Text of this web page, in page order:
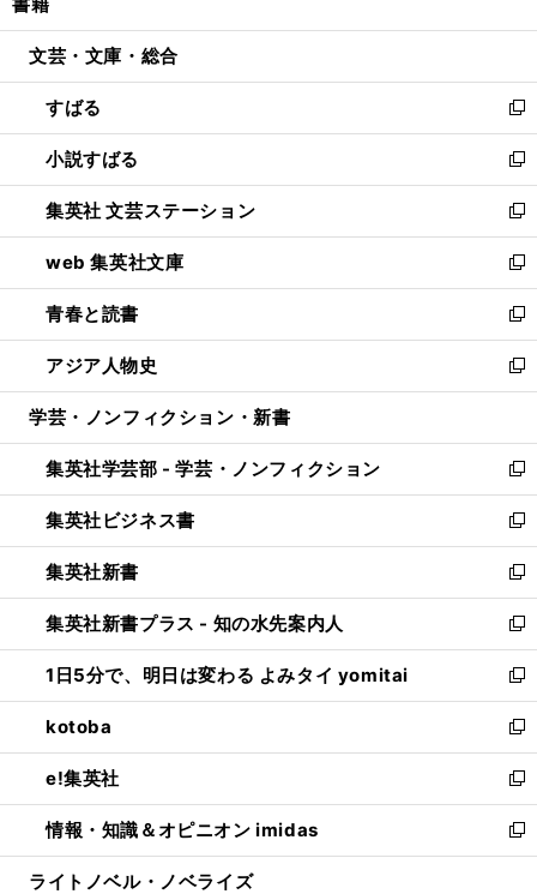
開
ウ
開
く
ン
ウ
で
開
く
ウ
ン
ド
ウ
で
開
く
文芸・文庫・総合
すばる
新
し
い
ウ
ィ
ン
ド
ウ
で
開
く
小説すばる
新
し
い
ウ
ィ
ン
ド
ウ
で
開
集英社 文芸ステーション
新
し
い
ウ
ィ
ン
ド
ウ
開
く
web 集英社文庫
新
し
い
ウ
ィ
ン
ウ
で
開
く
青春と読書
新
し
い
ウ
ン
ド
ウ
で
開
く
アジア人物史
新
し
ウ
ィ
ン
ド
ウ
で
開
く
学芸・ノンフィクション・新書
集英社学芸部 - 学芸・ノンフィクション
新
し
い
ウ
ィ
ン
ド
ウ
で
開
く
集英社ビジネス書
新
し
い
ウ
ィ
ン
ド
ウ
で
開
く
集英社新書
新
し
い
ウ
ィ
ン
ド
ウ
で
開
く
集英社新書プラス - 知の水先案内人
新
し
い
ウ
ィ
ン
ド
ウ
で
開
1日5分で、明日は変わる よみタイ yomitai
新
し
い
ウ
ィ
ン
ド
ウ
kotoba
新
し
い
ウ
ィ
ン
e!集英社
新
し
い
ウ
情報・知識＆オピニオン imidas
新
し
ライトノベル・ノベライズ